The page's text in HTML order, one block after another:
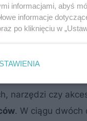
Jak ją
2026?
narzędzi czy
. W ciągu
informacjami, abyś
informacje
po kliknięciu w